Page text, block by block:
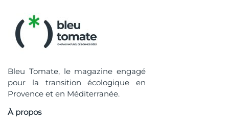
Bleu Tomate, le magazine engagé
pour la transition écologique en
Provence et en Méditerranée.
À propos